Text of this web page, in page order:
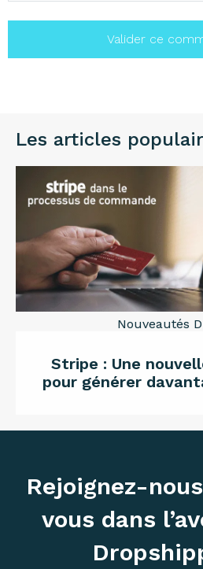
Les articles
Nouveautés
Stripe : Une
pour générer
Rejoignez-
vous dans